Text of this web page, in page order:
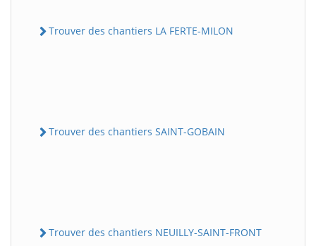
Trouver des chantiers LA FERTE-MILON
Trouver des chantiers SAINT-GOBAIN
Trouver des chantiers NEUILLY-SAINT-FRONT